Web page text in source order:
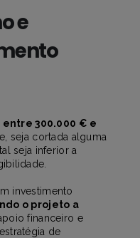
e
entre 300.000 € e
seja cortada alguma
seja inferior a
investimento
o projeto a
financeiro e
de